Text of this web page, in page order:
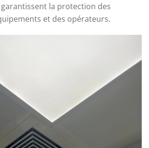
la protection des
et des opérateurs.